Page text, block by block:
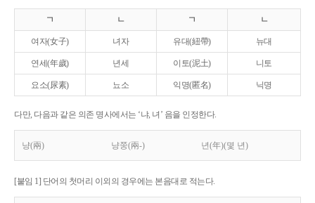
ㄱ ㄴ ㄱ ㄴ
여자(女子) 녀자 유대(紐帶) 뉴대
연세(年歲) 년세 이토(泥土) 니토
요소(尿素) 뇨소 익명(匿名) 닉명
다만, 다음과 같은 의존 명사에서는 ‘냐, 녀’ 음을 인정한다.
냥(兩) 냥쭝(兩-) 년(年)(몇 년)
[붙임 1] 단어의 첫머리 이외의 경우에는 본음대로 적는다.